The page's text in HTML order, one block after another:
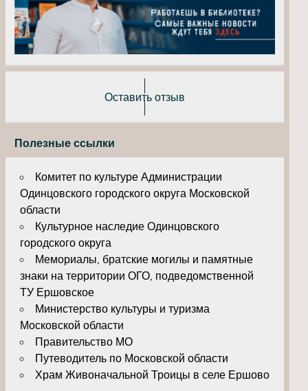
Оставить отзыв
Полезные ссылки
Комитет по культуре Администрации
Одинцовского городского округа Московской
области
Культурное наследие Одинцовского
городского округа
Мемориалы, братские могилы и памятные
знаки на территории ОГО, подведомственной
ТУ Ершовское
Министерство культуры и туризма
Московской области
Правительство МО
Путеводитель по Московской области
Храм Живоначальной Троицы в селе Ершово